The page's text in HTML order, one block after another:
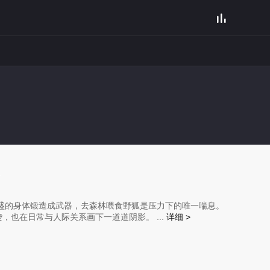

身体锻造成武器，去森林喂食野狐是压力下的唯一喘息。
也在日常与人际关系画下一道道阴影。 ... 详细 >